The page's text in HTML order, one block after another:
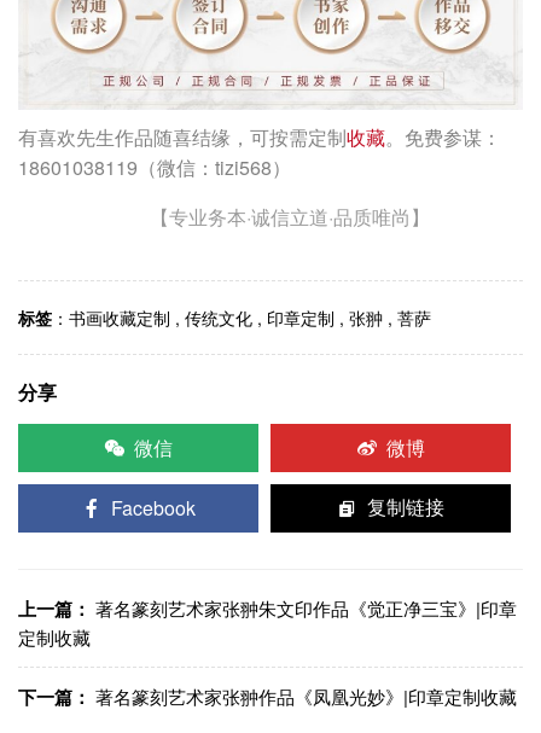
有喜欢先生作品随喜结缘，可按需定制收藏。免费参谋：
18601038119（微信：tizi568）
【专业务本·诚信立道·品质唯尚】
标签 ： 书画收藏定制 , 传统文化 , 印章定制 , 张翀 , 菩萨
分享
微信
微博
Facebook 复制链接
上一篇： 著名篆刻艺术家张翀朱文印作品《觉正净三宝》|印章
定制收藏
下一篇： 著名篆刻艺术家张翀作品《凤凰光妙》|印章定制收藏